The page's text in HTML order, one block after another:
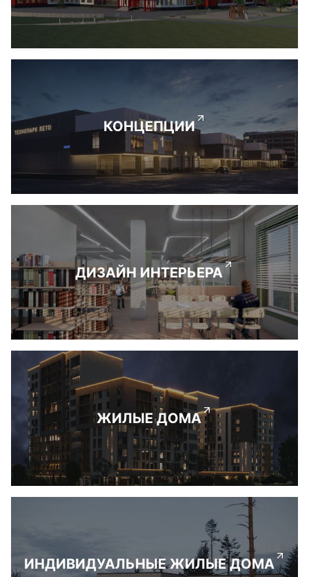
КОНЦЕПЦИИ
ДИЗАЙН ИНТЕРЬЕРА
ЖИЛЫЕ ДОМА
ИНДИВИДУАЛЬНЫЕ ЖИЛЫЕ ДОМА